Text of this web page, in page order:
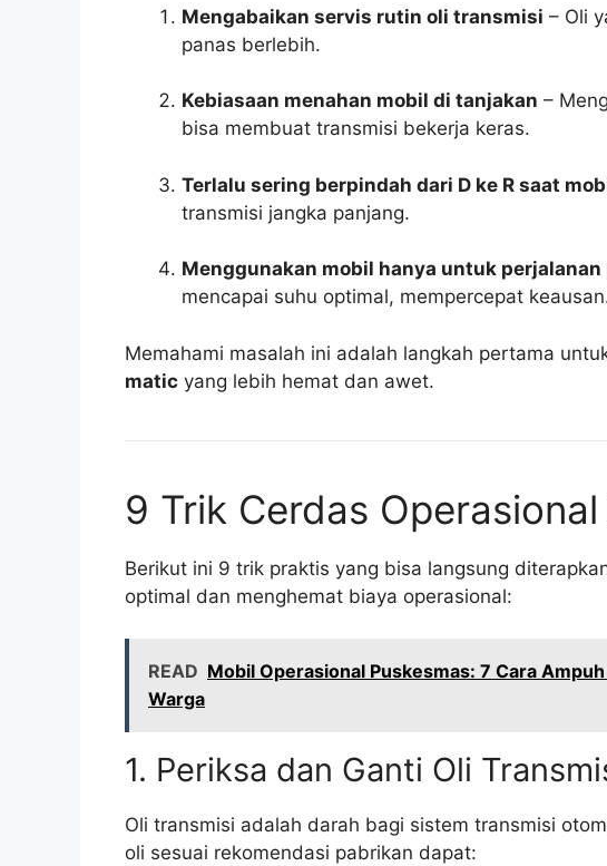
Mengabaikan servis rutin oli transmisi – Oli
panas berlebih.
Kebiasaan menahan mobil di tanjakan –
bisa membuat transmisi bekerja keras.
Terlalu sering berpindah dari D ke R saat
transmisi jangka panjang.
Menggunakan mobil hanya untuk perjalanan
mencapai suhu optimal, mempercepat
Memahami masalah ini adalah langkah pertama
matic yang lebih hemat dan awet.
9 Trik Cerdas
Berikut ini 9 trik praktis yang bisa langsung
optimal dan menghemat biaya operasional:
READ Mobil Operasional Puskesmas: 7 Cara
Warga
1. Periksa dan Ganti Oli
Oli transmisi adalah darah bagi sistem transmisi
oli sesuai rekomendasi pabrikan dapat: